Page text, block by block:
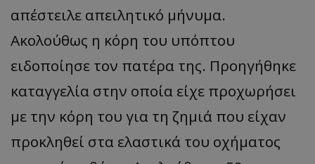
απέστειλε απειλητικό μήνυμα.
Ακολούθως η κόρη του υπόπτου
ειδοποίησε τον πατέρα της. Προηγήθηκε
καταγγελία στην οποία είχε προχωρήσει
με την κόρη του για τη ζημιά που είχαν
προκληθεί στα ελαστικά του οχήματος